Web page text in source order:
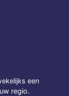
een
regio.